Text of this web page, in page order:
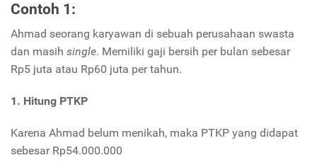
Contoh 1:
Ahmad seorang karyawan di sebuah perusahaan swasta
dan masih single. Memiliki gaji bersih per bulan sebesar
Rp5 juta atau Rp60 juta per tahun.
1. Hitung PTKP
Karena Ahmad belum menikah, maka PTKP yang didapat
sebesar Rp54.000.000